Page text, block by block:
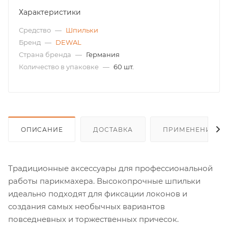
Характеристики
Средство — Шпильки
Бренд — DEWAL
Страна бренда — Германия
Количество в упаковке — 60 шт.
ОПИСАНИЕ ДОСТАВКА ПРИМЕНЕНИЕ
Традиционные аксессуары для профессиональной
работы парикмахера. Высокопрочные шпильки
идеально подходят для фиксации локонов и
создания самых необычных вариантов
повседневных и торжественных причесок.